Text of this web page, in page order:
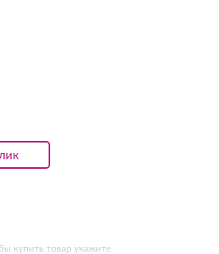
купить товар укажите